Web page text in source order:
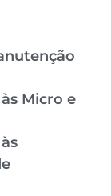
Micro e